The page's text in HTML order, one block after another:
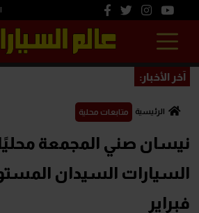
آخر الأخبار:
الرئيسية متابعات محلية
نيسان صني المجمعة
السيارات السيدان
فبراير